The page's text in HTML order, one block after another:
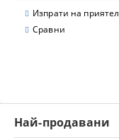
Изпрати на приятел
Сравни
Най-продавани